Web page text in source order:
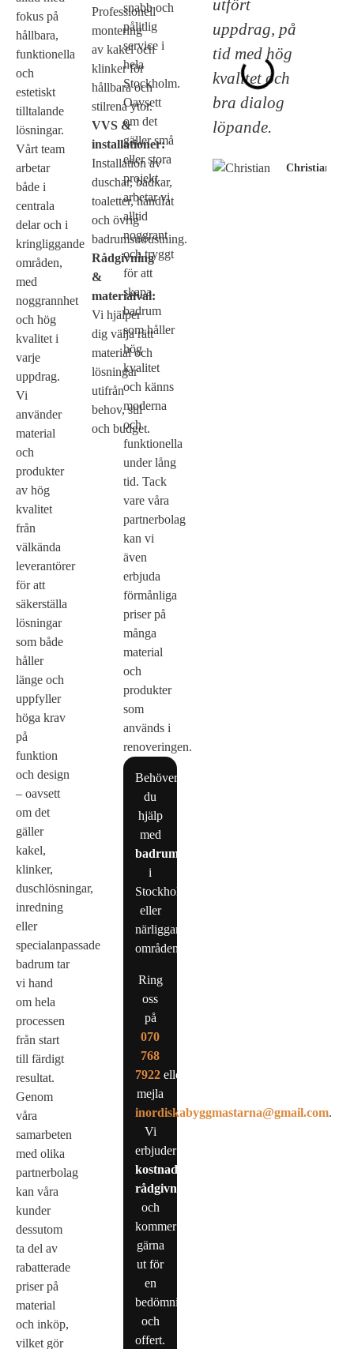
fokus på
hållbara,
funktionella
och
estetiskt
tilltalande
lösningar.
Vårt team
arbetar
både i
centrala
delar och i
kringliggande
områden,
med
noggrannhet
och hög
kvalitet i
varje
uppdrag.
Vi
använder
material
och
produkter
av hög
kvalitet
från
välkända
leverantörer
för att
säkerställa
lösningar
som både
håller
länge och
uppfyller
höga krav
på
funktion
och design
– oavsett
om det
gäller
kakel,
klinker,
duschlösningar,
inredning
eller
specialanpassade
badrum tar
vi hand
om hela
processen
från start
till färdigt
resultat.
Genom
våra
samarbeten
med olika
partnerbolag
kan våra
kunder
dessutom
ta del av
rabatterade
priser på
material
och inköp,
vilket gör
Professionell
montering
av kakel och
klinker för
hållbara och
stilrena ytor.
VVS &
installationer:
Installation av
duschar, badkar,
toaletter, handfat
och övrig
badrumsutrustning.
Rådgivning
&
materialval:
Vi hjälper
dig välja rätt
material och
lösningar
utifrån
behov, stil
och budget.
snabb och
pålitlig
service i
hela
Stockholm.
Oavsett
om det
gäller små
eller stora
projekt
arbetar vi
alltid
noggrant
och tryggt
för att
skapa
badrum
som håller
hög
kvalitet
och känns
moderna
och
funktionella
under lång
tid. Tack
vare våra
partnerbolag
kan vi
även
erbjuda
förmånliga
priser på
många
material
och
produkter
som
används i
renoveringen.
Behöver
du
hjälp
med
badrumsrenovering
i
Stockholm
eller
närliggande
områden?
Ring
oss
på
070
768
7922 eller
mejla
inordiskabyggmastarna@gmail.com.
Vi
erbjuder
kostnadsfri
rådgivning
och
kommer
gärna
ut för
en
bedömning
och
offert.
utfört
uppdrag, på
tid med hög
kvalitet och
bra dialog
löpande.
Christian